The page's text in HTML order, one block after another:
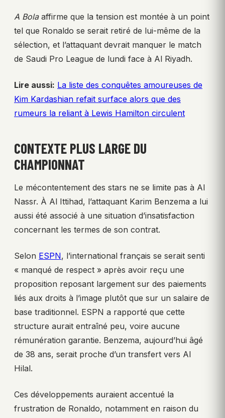
A Bolaaffirme que la tension est montée à un point
tel que Ronaldo se serait retiré de lui-même de la
sélection, et l’attaquant devrait manquer le match
de Saudi Pro League de lundi face à Al Riyadh.
Lire aussi: La liste des conquêtes amoureuses de
Kim Kardashian refait surface alors que des
rumeurs la reliant à Lewis Hamilton circulent
CONTEXTE PLUS LARGE DU
CHAMPIONNAT
Le mécontentement des stars ne se limite pas à Al
Nassr. À Al Ittihad, l’attaquant Karim Benzema a lui
aussi été associé à une situation d’insatisfaction
concernant les termes de son contrat.
Selon ESPN, l’international français se serait senti
« manqué de respect » après avoir reçu une
proposition reposant largement sur des paiements
liés aux droits à l’image plutôt que sur un salaire de
base traditionnel. ESPN a rapporté que cette
structure aurait entraîné peu, voire aucune
rémunération garantie. Benzema, aujourd’hui âgé
de 38 ans, serait proche d’un transfert vers Al
Hilal.
Ces développements auraient accentué la
frustration de Ronaldo, notamment en raison du